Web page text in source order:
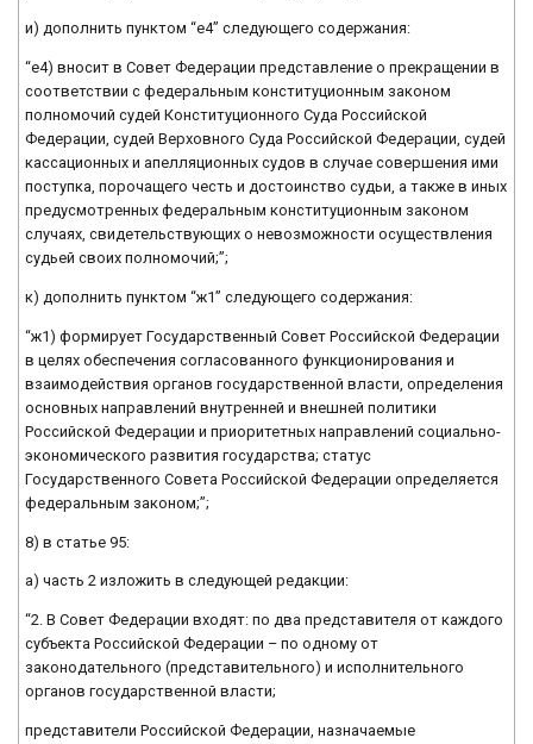
и) дополнить пунктом “е4” следующего содержания:
“е4) вносит в Совет Федерации представление о прекращении в
соответствии с федеральным конституционным законом
полномочий судей Конституционного Суда Российской
Федерации, судей Верховного Суда Российской Федерации, судей
кассационных и апелляционных судов в случае совершения ими
поступка, порочащего честь и достоинство судьи, а также в иных
предусмотренных федеральным конституционным законом
случаях, свидетельствующих о невозможности осуществления
судьей своих полномочий;”;
к) дополнить пунктом “ж1” следующего содержания:
“ж1) формирует Государственный Совет Российской Федерации
в целях обеспечения согласованного функционирования и
взаимодействия органов государственной власти, определения
основных направлений внутренней и внешней политики
Российской Федерации и приоритетных направлений социально-
экономического развития государства; статус
Государственного Совета Российской Федерации определяется
федеральным законом;”;
8) в статье 95:
а) часть 2 изложить в следующей редакции:
“2. В Совет Федерации входят: по два представителя от каждого
субъекта Российской Федерации – по одному от
законодательного (представительного) и исполнительного
органов государственной власти;
представители Российской Федерации, назначаемые